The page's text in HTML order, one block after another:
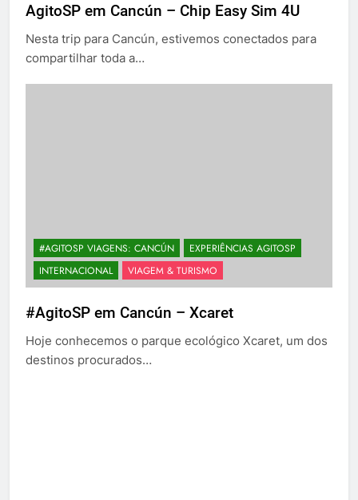
AgitoSP em Cancún – Chip Easy Sim 4U
Nesta trip para Cancún, estivemos conectados para
compartilhar toda a…
#AGITOSP VIAGENS: CANCÚN
EXPERIÊNCIAS AGITOSP
INTERNACIONAL
VIAGEM & TURISMO
#AgitoSP em Cancún – Xcaret
Hoje conhecemos o parque ecológico Xcaret, um dos
destinos procurados…